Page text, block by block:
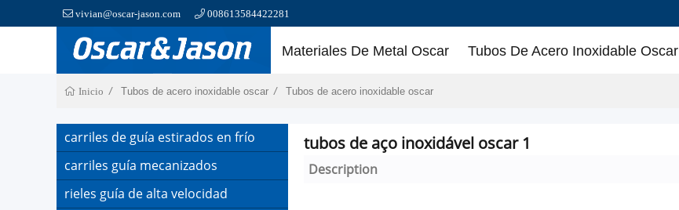
vivian@oscar-jason.com 008613584422281
Materiales De Metal Oscar Tubos De Acero Inoxidable Oscar
Inicio Tubos de acero inoxidable oscar Tubos de acero inoxidable oscar
carriles de guía estirados en frío
carriles guía mecanizados
rieles guía de alta velocidad
tubos de aço inoxidável oscar 1
Description